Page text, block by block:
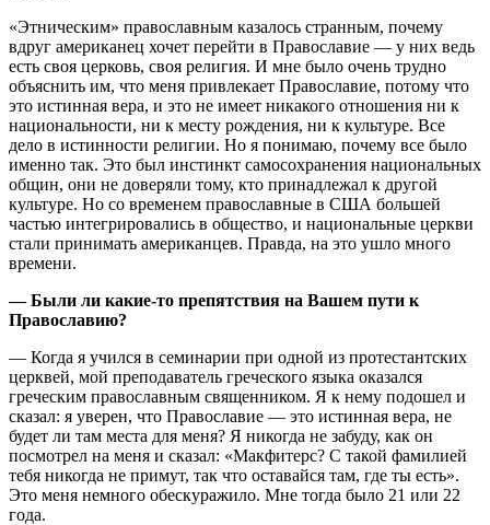
«Этническим» православным казалось странным, почему
вдруг американец хочет перейти в Православие — у них ведь
есть своя церковь, своя религия. И мне было очень трудно
объяснить им, что меня привлекает Православие, потому что
это истинная вера, и это не имеет никакого отношения ни к
национальности, ни к месту рождения, ни к культуре. Все
дело в истинности религии. Но я понимаю, почему все было
именно так. Это был инстинкт самосохранения национальных
общин, они не доверяли тому, кто принадлежал к другой
культуре. Но со временем православные в США большей
частью интегрировались в общество, и национальные церкви
стали принимать американцев. Правда, на это ушло много
времени.
— Были ли какие-то препятствия на Вашем пути к
Православию?
— Когда я учился в семинарии при одной из протестантских
церквей, мой преподаватель греческого языка оказался
греческим православным священником. Я к нему подошел и
сказал: я уверен, что Православие — это истинная вера, не
будет ли там места для меня? Я никогда не забуду, как он
посмотрел на меня и сказал: «Макфитерс? С такой фамилией
тебя никогда не примут, так что оставайся там, где ты есть».
Это меня немного обескуражило. Мне тогда было 21 или 22
года.